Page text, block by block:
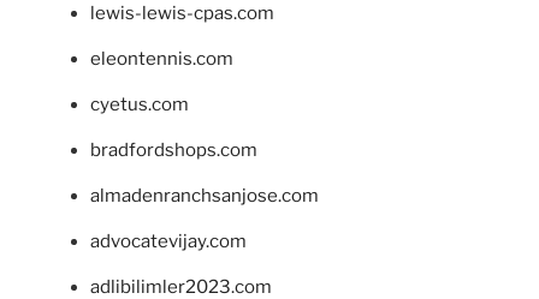
lewis-lewis-cpas.com
eleontennis.com
cyetus.com
bradfordshops.com
almadenranchsanjose.com
advocatevijay.com
adlibilimler2023.com